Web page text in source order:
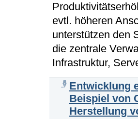
evtl. höheren
unterstützen den
die zentrale
Infrastruktur,
Entwicklung
Beispiel von
Herstellung